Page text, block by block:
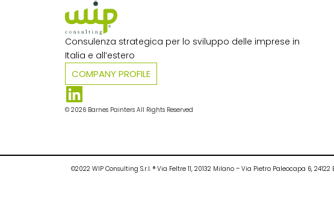
Consulenza strategica per lo sviluppo delle imprese in
Italia e all’estero​
COMPANY PROFILE
© 2026 Barnes Painters All Rights Reserved
©2022 WIP Consulting S.r.l. ® Via Feltre 11, 20132 Milano – Via Pietro Paleocapa 6,